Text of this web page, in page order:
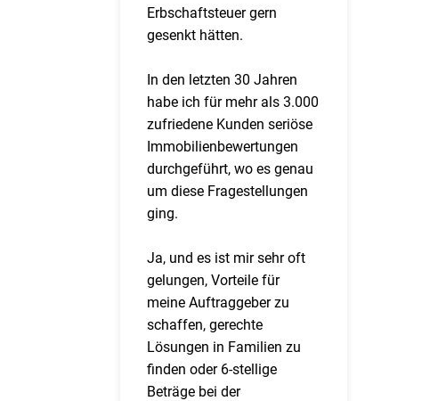
Erbschaftsteuer gern
gesenkt hätten.
In den letzten 30 Jahren
habe ich für mehr als 3.000
zufriedene Kunden seriöse
Immobilienbewertungen
durchgeführt, wo es genau
um diese Fragestellungen
ging.
Ja, und es ist mir sehr oft
gelungen, Vorteile für
meine Auftraggeber zu
schaffen, gerechte
Lösungen in Familien zu
finden oder 6-stellige
Beträge bei der